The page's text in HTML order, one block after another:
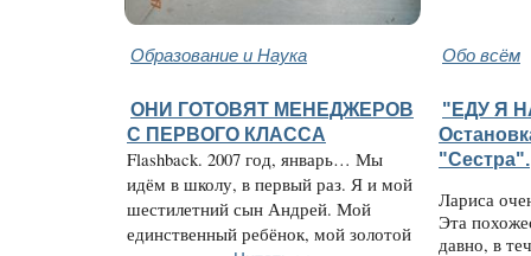
Образование и Наука Обо всём
ОНИ ГОТОВЯТ МЕНЕДЖЕРОВ
С ПЕРВОГО КЛАССА
Flashback. 2007 год, январь… Мы
идём в школу, в первый раз. Я и мой
шестилетний сын Андрей. Мой
единственный ребёнок, мой золотой
"ЕДУ Я
"Сестра".
Лариса
Эта
давно, в